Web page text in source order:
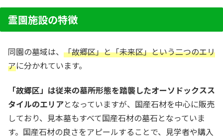
霊園施設の特徴
同園の墓域は、 「故郷区」と「未来区」という二つのエリ
アに分かれています。
「故郷区」は従来の墓所形態を踏襲したオーソドックスス
タイルのエリアとなっていますが、国産石材を中心に販売
しており、見本墓もすべて国産石材の墓石となっていま
す。国産石材の良さをアピールすることで、見学者や購入